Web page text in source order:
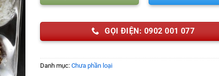
GỌI ĐIỆN: 0902 001 077
Danh mục:Chưa phần loại